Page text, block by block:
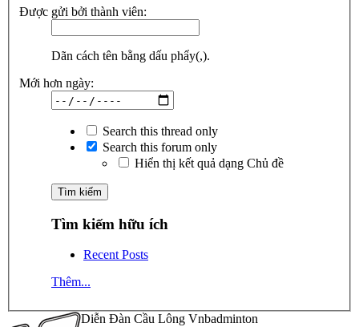
Được gửi bởi thành viên:
Dãn cách tên bằng dấu phẩy(,).
Mới hơn ngày:
Search this thread only
Search this forum only
Hiển thị kết quả dạng Chủ đề
Tìm kiếm hữu ích
Recent Posts
Thêm...
Diễn Đàn Cầu Lông Vnbadminton